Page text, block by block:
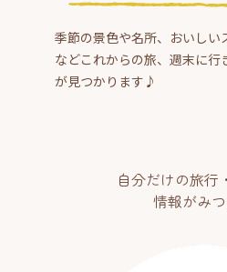
季節の景色や名所、おいしい
などこれからの旅、週末に行
が見つかります♪
自分だけの旅行
情報がみ